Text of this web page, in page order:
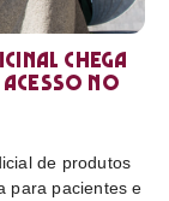
chega
acesso no
de produtos
para pacientes e